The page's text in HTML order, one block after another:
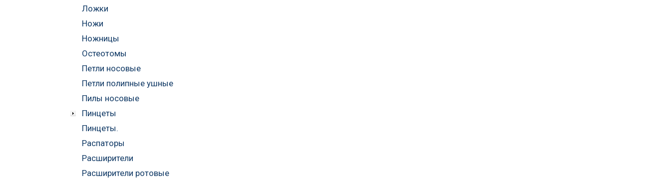
Ложки
Ножи
Ножницы
Остеотомы
Петли носовые
Петли полипные ушные
Пилы носовые
Пинцеты
Пинцеты.
Распаторы
Расширители
Расширители ротовые